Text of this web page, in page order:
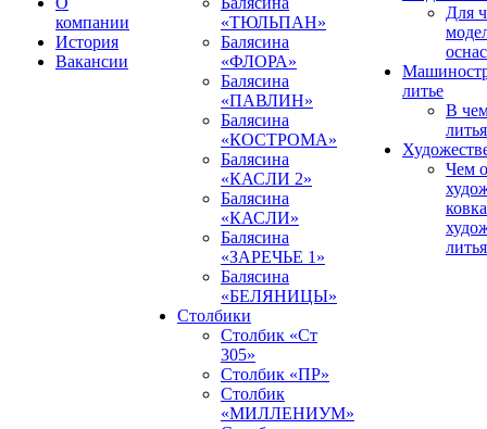
компании
История
Вакансии
«ТЮЛЬПАН»
Балясина
«ФЛОРА»
Балясина
«ПАВЛИН»
Балясина
«КОСТРОМА»
Балясина
«КАСЛИ 2»
Балясина
«КАСЛИ»
Балясина
«ЗАРЕЧЬЕ 1»
Балясина
«БЕЛЯНИЦЫ»
Столбики
Столбик «Ст
305»
Столбик «ПР»
Столбик
«МИЛЛЕНИУМ»
Для
литье
В
Чем